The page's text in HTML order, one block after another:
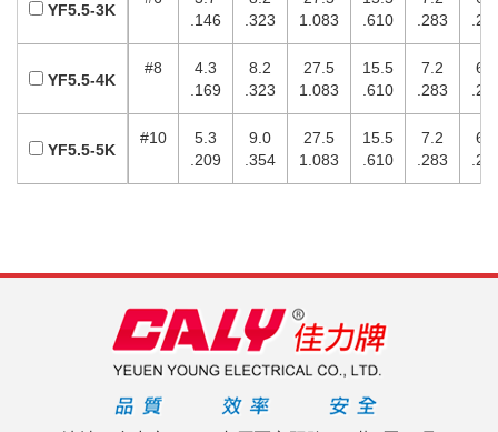
.146
.323
1.083
.610
.283
#8
4.3
.169
8.2
.323
27.5
1.083
15.5
.610
7.2
.283
6.5
#10
5.3
.209
9.0
.354
27.5
1.083
15.5
.610
7.2
.283
6.5
YF5.5-3K
YF5.5-4K
YF5.5-5K